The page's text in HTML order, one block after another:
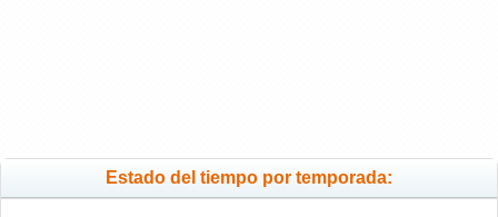
Estado del tiempo por temporada: